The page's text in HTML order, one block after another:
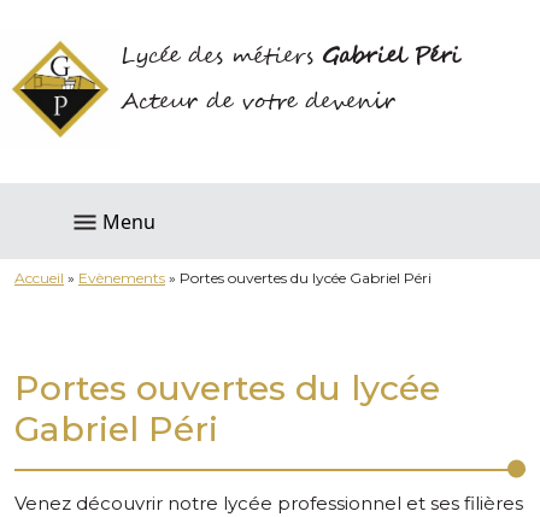
Lycée des métiers Gabriel Péri
Acteur de votre devenir
Menu
Accueil » Evènements » Portes ouvertes du lycée Gabriel Péri
Portes ouvertes du lycée
Gabriel Péri
Venez découvrir notre lycée professionnel et ses filières